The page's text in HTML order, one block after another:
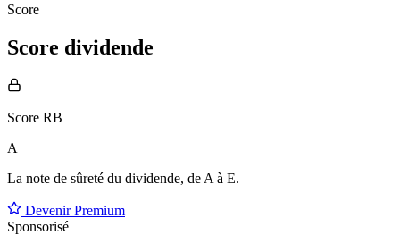
Score
Score dividende
Score RB
A
La note de sûreté du dividende, de A à E.
Devenir Premium
Sponsorisé